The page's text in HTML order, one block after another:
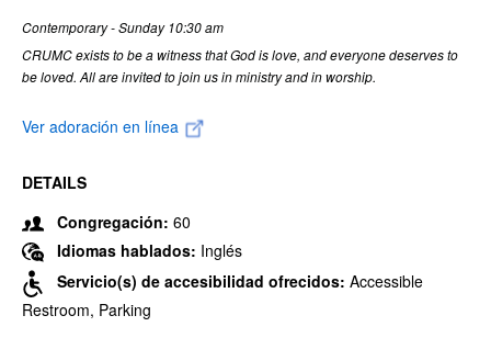
Contemporary - Sunday 10:30 am
CRUMC exists to be a witness that God is love, and everyone deserves to
be loved. All are invited to join us in ministry and in worship.
Ver adoración en línea
DETAILS
Congregación: 60
Idiomas hablados: Inglés
Servicio(s) de accesibilidad ofrecidos: Accessible
Restroom, Parking